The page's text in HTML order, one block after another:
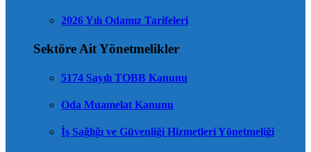
2026 Yılı Odamız Tarifeleri
Sektöre Ait Yönetmelikler
5174 Sayılı TOBB Kanunu
Oda Muamelat Kanunu
İş Sağlığı ve Güvenliği Hizmetleri Yönetmeliği